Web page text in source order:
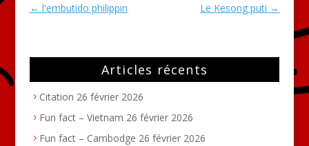
← l'embutido philippin Le Kesong puti →
Articles récents
Citation 26 février 2026
Fun fact – Vietnam 26 février 2026
Fun fact – Cambodge 26 février 2026